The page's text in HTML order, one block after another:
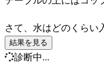
さて、水はどのくらい
結果を見る
診断中...